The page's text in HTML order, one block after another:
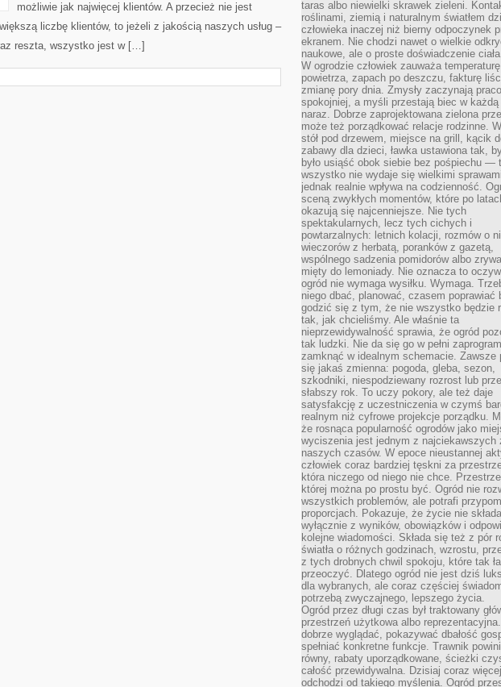
możliwie jak najwięcej klientów. A przecież nie jest
liczbę klientów, to jeżeli z jakością naszych usług –
reszta, wszystko jest w […]
taras albo niewielki skrawek zieleni.
roślinami, ziemią i naturalnym światłem
człowieka inaczej niż bierny odpoczynek
ekranem. Nie chodzi nawet o wielkie
naukowe, ale o proste doświadczenie
W ogrodzie człowiek zauważa temperaturę
powietrza, zapach po deszczu, fakturę
zmianę pory dnia. Zmysły zaczynają
spokojniej, a myśli przestają biec w każdą
naraz. Dobrze zaprojektowana zielona
może też porządkować relacje rodzinne.
stół pod drzewem, miejsce na grill, kącik
zabawy dla dzieci, ławka ustawiona tak,
było usiąść obok siebie bez pośpiechu —
wszystko nie wydaje się wielkimi
jednak realnie wpływa na codzienność.
sceną zwykłych momentów, które po
okazują się najcenniejsze. Nie tych
spektakularnych, lecz tych cichych i
powtarzalnych: letnich kolacji, rozmów o
wieczorów z herbatą, poranków z gazetą,
wspólnego sadzenia pomidorów albo
mięty do lemoniady. Nie oznacza to
ogród nie wymaga wysiłku. Wymaga.
niego dbać, planować, czasem poprawiać
godzić się z tym, że nie wszystko będzie
tak, jak chcieliśmy. Ale właśnie ta
nieprzewidywalność sprawia, że ogród
tak ludzki. Nie da się go w pełni
zamknąć w idealnym schemacie. Zawsze
się jakaś zmienna: pogoda, gleba, sezon,
szkodniki, niespodziewany rozrost lub
słabszy rok. To uczy pokory, ale też daje
satysfakcję z uczestniczenia w czymś
realnym niż cyfrowe projekcje porządku.
że rosnąca popularność ogrodów jako
wyciszenia jest jednym z najciekawszych
naszych czasów. W epoce nieustannej
człowiek coraz bardziej tęskni za
która niczego od niego nie chce.
której można po prostu być. Ogród nie
wszystkich problemów, ale potrafi
proporcjach. Pokazuje, że życie nie
wyłącznie z wyników, obowiązków i
kolejne wiadomości. Składa się też z pór
światła o różnych godzinach, wzrostu,
z tych drobnych chwil spokoju, które tak
przeoczyć. Dlatego ogród nie jest dziś
dla wybranych, ale coraz częściej
potrzebą zwyczajnego, lepszego życia.
Ogród przez długi czas był traktowany
przestrzeń użytkowa albo reprezentacyjna.
dobrze wyglądać, pokazywać dbałość
spełniać konkretne funkcje. Trawnik
równy, rabaty uporządkowane, ścieżki
całość przewidywalna. Dzisiaj coraz
odchodzi od takiego myślenia. Ogród